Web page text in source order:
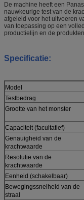
De machine heeft een
nauwkeurige test van de
afgeleid voor het uitvoeren
van toepassing op een
productielijn en de produkten.
Specificatie:
Model
Testbedrag
Grootte van het monster
Capaciteit (facultatief)
Genauigheid van de
krachtwaarde
Resolutie van de
krachtwaarde
Eenheid (schakelbaar)
Bewegingssnelheid van de
straal